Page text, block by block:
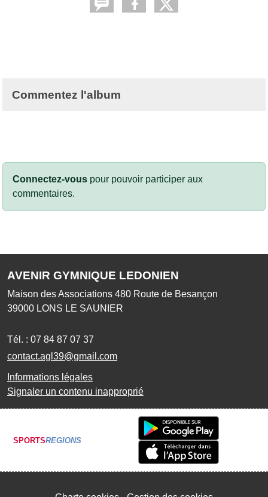
Commentez l'album
Connectez-vous pour pouvoir participer aux
commentaires.
AVENIR GYMNIQUE LEDONIEN
Maison des Associations 480 Route de Besançon
39000 LONS LE SAUNIER
Tél. : 07 84 87 07 37
contact.agl39@gmail.com
Informations légales
Signaler un contenu inapproprié
SPORTSREGIONS